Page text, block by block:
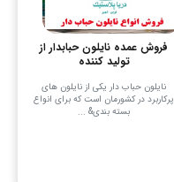
فروش عمده نایلون حبابدار از
تولید کننده
نایلون حباب‌ دار یکی از نایلون‌ های
پرکاربرد در کشورمان است که برای انواع
بسته‌ بندی& ...